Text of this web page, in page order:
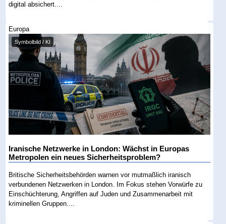
digital absichert....
Europa
Symbolbild / KI
Iranische Netzwerke in London: Wächst in Europas
Metropolen ein neues Sicherheitsproblem?
Britische Sicherheitsbehörden warnen vor mutmaßlich iranisch
verbundenen Netzwerken in London. Im Fokus stehen Vorwürfe zu
Einschüchterung, Angriffen auf Juden und Zusammenarbeit mit
kriminellen Gruppen....